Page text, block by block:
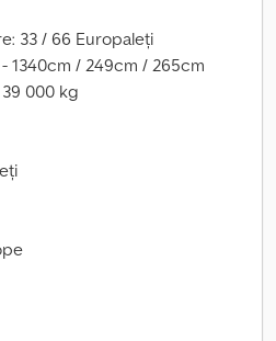
33 / 66 Europaleți
1340cm / 249cm / 265cm
000 kg